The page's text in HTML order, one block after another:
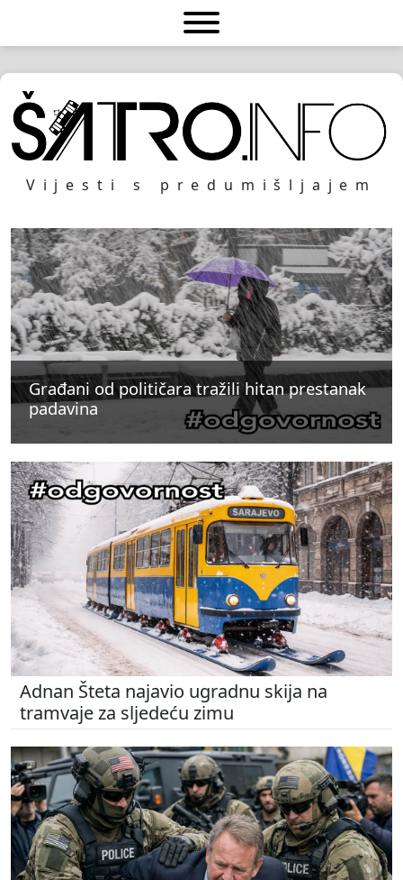
Vijesti s predumišljajem
Građani od političara tražili hitan prestanak
padavina
Građani od političara tražili hitan prestanak
padavina
Građani od političara tražili hitan prestanak
padavina
Adnan Šteta najavio ugradnu skija na
tramvaje za sljedeću zimu